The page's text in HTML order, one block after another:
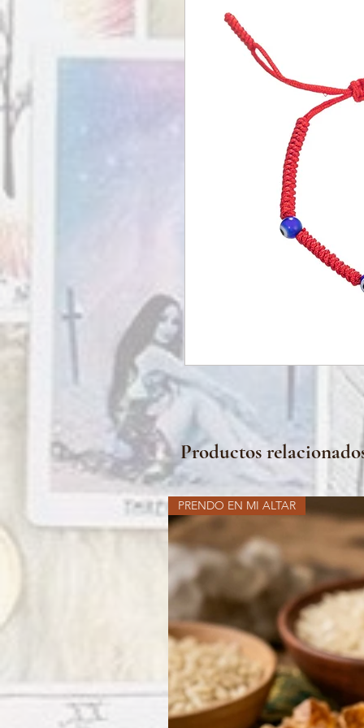
Productos
PRENDO EN MI ALTAR